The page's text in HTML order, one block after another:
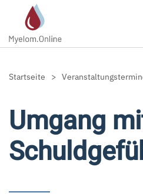
Zum Hauptinhalt springen
Startseite
Umgang